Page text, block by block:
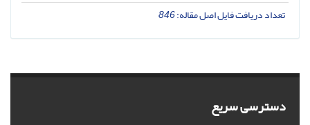
تعداد دریافت فایل اصل مقاله:846
دسترسی سریع